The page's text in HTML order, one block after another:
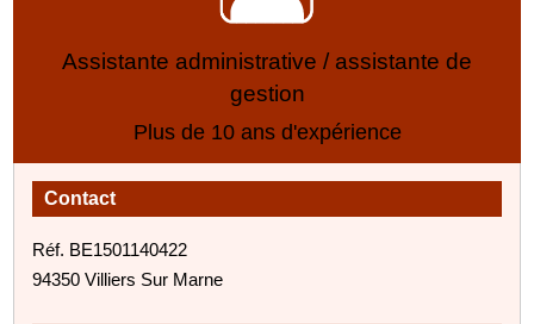
Assistante administrative / assistante de
gestion
Plus de 10 ans d'expérience
Contact
Réf. BE1501140422
94350 Villiers Sur Marne